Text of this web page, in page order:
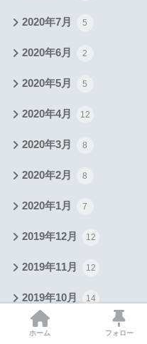
2020年7月 5
2020年6月 2
2020年5月 5
2020年4月 12
2020年3月 8
2020年2月 8
2020年1月 7
2019年12月 12
2019年11月 12
2019年10月 14
2019年8月
ホーム フォロー